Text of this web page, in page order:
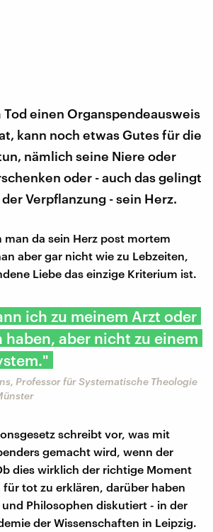
Tod einen Organspendeausweis
kann noch etwas Gutes für die
nämlich seine Niere oder
oder - auch das gelingt
Verpflanzung - sein Herz.
man da sein Herz post mortem
aber gar nicht wie zu Lebzeiten,
Liebe das einzige Kriterium ist.
ich zu meinem Arzt oder
haben, aber nicht zu einem
Professor für Systematische Theologie
schreibt vor, was mit
gemacht wird, wenn der
dies wirklich der richtige Moment
tot zu erklären, darüber haben
Philosophen diskutiert - in der
der Wissenschaften in Leipzig.